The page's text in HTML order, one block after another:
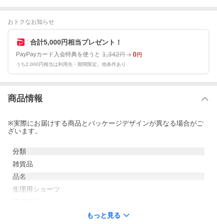
おトクなお知らせ
合計5,000円相当プレゼント！
PayPayカード入会特典を使うと 1,342円 0円
うち2,000円相当は利用先・期間限定。他条件あり
商品情報
※実際にお届けする商品とパッケージデザインが異なる場合がご
ざいます。
分類
雑貨品
品名
生理用ショーツ
【品質表示】身生地:綿90%、ポリウレタン10%/レース部:ナイ
もっと見る